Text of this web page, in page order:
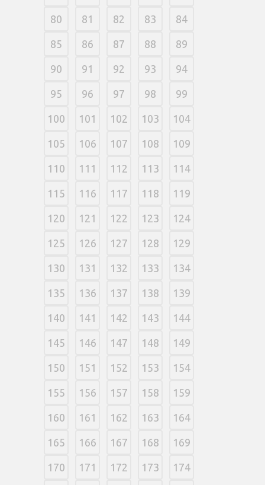
80 81 82 83 84
85 86 87 88 89
90 91 92 93 94
95 96 97 98 99
100 101 102 103 104
105 106 107 108 109
110 111 112 113 114
115 116 117 118 119
120 121 122 123 124
125 126 127 128 129
130 131 132 133 134
135 136 137 138 139
140 141 142 143 144
145 146 147 148 149
150 151 152 153 154
155 156 157 158 159
160 161 162 163 164
165 166 167 168 169
170 171 172 173 174